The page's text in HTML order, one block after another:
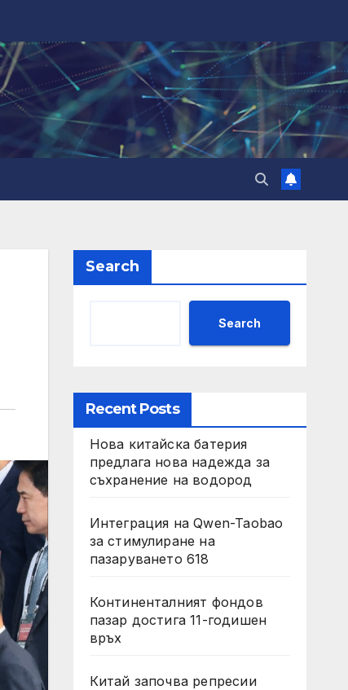
Search
Search
Recent Posts
Нова китайска батерия
предлага нова надежда за
съхранение на водород
Интеграция на Qwen-Taobao
за стимулиране на
пазаруването 618
Континенталният фондов
пазар достига 11-годишен
връх
Китай започва репресии